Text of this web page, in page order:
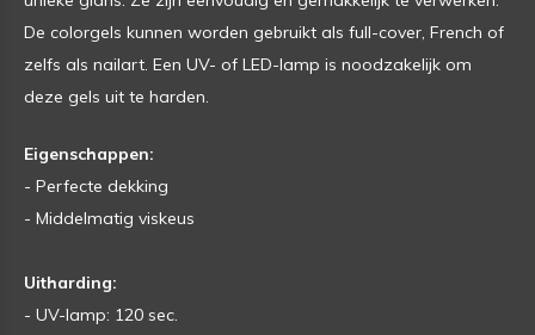
De colorgels kunnen worden gebruikt als full-cover, French of
zelfs als nailart. Een UV- of LED-lamp is noodzakelijk om
deze gels uit te harden.
Eigenschappen:
- Perfecte dekking
- Middelmatig viskeus
Uitharding:
- UV-lamp: 120 sec.